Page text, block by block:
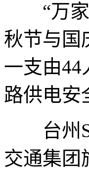
“万家
秋节与国
一支由
路供电安
台州S1
交通集团